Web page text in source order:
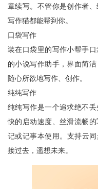
章续写。不管你是创作者
写作猫都能帮到你。
口袋写作
装在口袋里的写作小帮手
的小说写作助手，界面简
随心所欲地写作、创作。
纯纯写作
纯纯写作是一个追求绝不
快的启动速度、丝滑流畅
记或记事本使用。支持
接过去，遥想未来。